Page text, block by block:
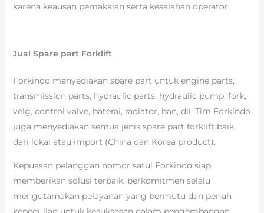
karena keausan pemakaian serta kesalahan operator.
Jual Spare part Forklift
Forkindo menyediakan spare part untuk engine parts,
transmission parts, hydraulic parts, hydraulic pump, fork,
velg, control valve, baterai, radiator, ban, dll. Tim Forkindo
juga menyediakan semua jenis spare part forklift baik
dari lokal atau import (China dan Korea product).
Kepuasan pelanggan nomor satu! Forkindo siap
memberikan solusi terbaik, berkomitmen selalu
mengutamakan pelayanan yang bermutu dan penuh